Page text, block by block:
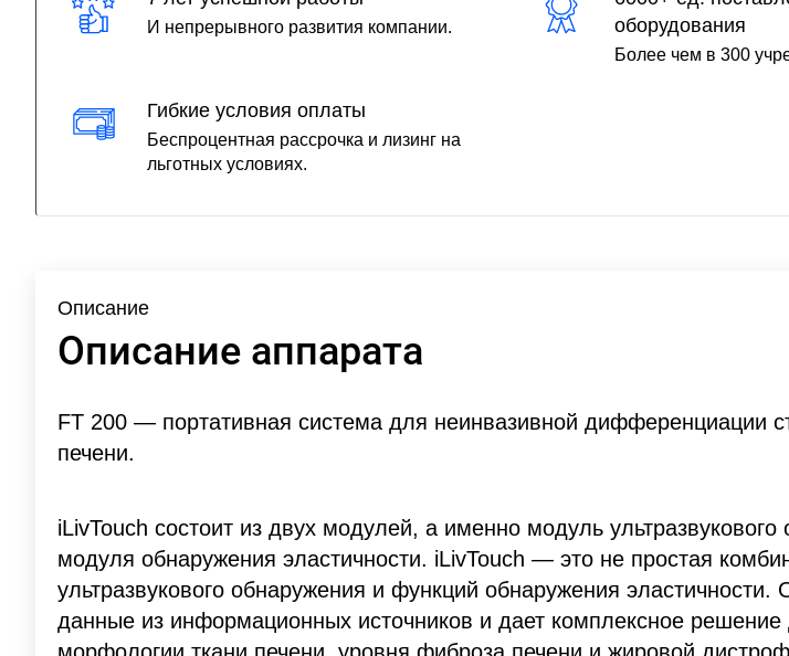
И непрерывного развития компании.
оборудования
Более чем в 300
Гибкие условия оплаты
Беспроцентная рассрочка и лизинг на
льготных условиях.
Описание
Описание аппарата
FT 200 — портативная система для неинвазивной дифференциации
печени.
iLivTouch состоит из двух модулей, а именно модуль ультразвукового
модуля обнаружения эластичности. iLivTouch — это не простая
ультразвукового обнаружения и функций обнаружения эластичности.
данные из информационных источников и дает комплексное